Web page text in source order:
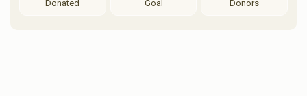
Donated Goal Donors